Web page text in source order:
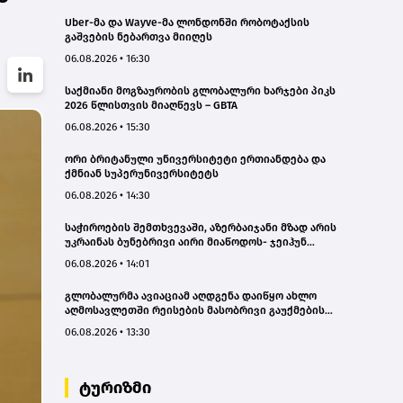
Uber-მა და Wayve-მა ლონდონში რობოტაქსის
გაშვების ნებართვა მიიღეს
06.08.2026 • 16:30
საქმიანი მოგზაურობის გლობალური ხარჯები პიკს
2026 წლისთვის მიაღწევს – GBTA
06.08.2026 • 15:30
ორი ბრიტანული უნივერსიტეტი ერთიანდება და
ქმნიან სუპერუნივერსიტეტს
06.08.2026 • 14:30
საჭიროების შემთხვევაში, აზერბაიჯანი მზად არის
უკრაინას ბუნებრივი აირი მიაწოდოს- ჯეიჰუნ
06.08.2026 • 14:01
გლობალურმა ავიაციამ აღდგენა დაიწყო ახლო
აღმოსავლეთში რეისების მასობრივი გაუქმების
06.08.2026 • 13:30
ტურიზმი